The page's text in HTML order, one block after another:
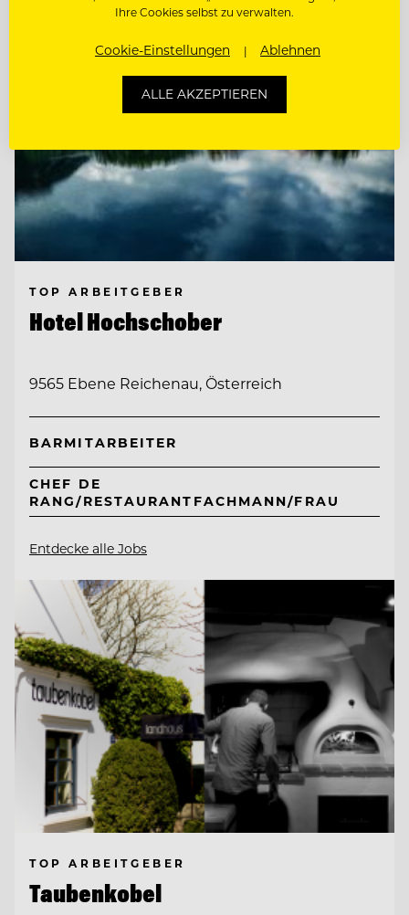
TOP ARBEITGEBER
Hotel Hochschober
9565 Ebene Reichenau, Österreich
BARMITARBEITER
CHEF DE
RANG/RESTAURANTFACHMANN/FRAU
Entdecke alle Jobs
TOP ARBEITGEBER
Taubenkobel
Ihre Cookies selbst zu verwalten.
Cookie-Einstellungen Ablehnen
ALLE AKZEPTIEREN